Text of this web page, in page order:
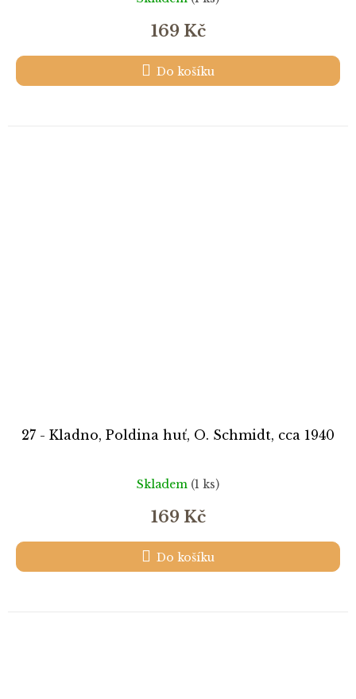
169 Kč
Do košíku
27 - Kladno, Poldina huť, O. Schmidt, cca 1940
Skladem (1 ks)
169 Kč
Do košíku